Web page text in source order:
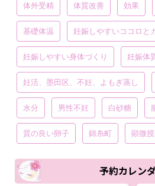
体外受精 体質改善 効果
基礎体温 妊娠しやすいココロと
妊娠しやすい身体づくり 妊娠体
妊活、墨田区、不妊、よもぎ蒸し
水分 男性不妊 白砂糖
質の良い卵子 錦糸町 顕微
予約カレン